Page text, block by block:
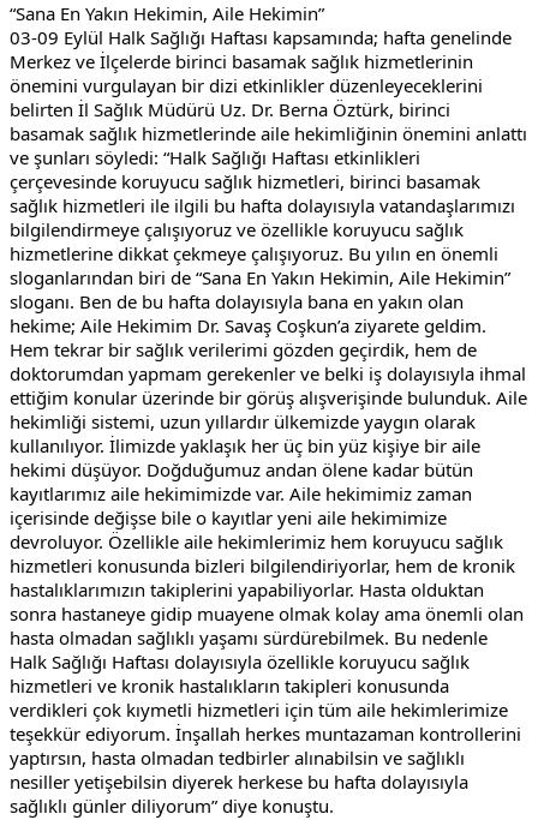
“Sana En Yakın Hekimin, Aile Hekimin”
03-09 Eylül Halk Sağlığı Haftası kapsamında; hafta genelinde
Merkez ve İlçelerde birinci basamak sağlık hizmetlerinin
önemini vurgulayan bir dizi etkinlikler düzenleyeceklerini
belirten İl Sağlık Müdürü Uz. Dr. Berna Öztürk, birinci
basamak sağlık hizmetlerinde aile hekimliğinin önemini anlattı
ve şunları söyledi: “Halk Sağlığı Haftası etkinlikleri
çerçevesinde koruyucu sağlık hizmetleri, birinci basamak
sağlık hizmetleri ile ilgili bu hafta dolayısıyla vatandaşlarımızı
bilgilendirmeye çalışıyoruz ve özellikle koruyucu sağlık
hizmetlerine dikkat çekmeye çalışıyoruz. Bu yılın en önemli
sloganlarından biri de “Sana En Yakın Hekimin, Aile Hekimin”
sloganı. Ben de bu hafta dolayısıyla bana en yakın olan
hekime; Aile Hekimim Dr. Savaş Coşkun’a ziyarete geldim.
Hem tekrar bir sağlık verilerimi gözden geçirdik, hem de
doktorumdan yapmam gerekenler ve belki iş dolayısıyla ihmal
ettiğim konular üzerinde bir görüş alışverişinde bulunduk. Aile
hekimliği sistemi, uzun yıllardır ülkemizde yaygın olarak
kullanılıyor. İlimizde yaklaşık her üç bin yüz kişiye bir aile
hekimi düşüyor. Doğduğumuz andan ölene kadar bütün
kayıtlarımız aile hekimimizde var. Aile hekimimiz zaman
içerisinde değişse bile o kayıtlar yeni aile hekimimize
devroluyor. Özellikle aile hekimlerimiz hem koruyucu sağlık
hizmetleri konusunda bizleri bilgilendiriyorlar, hem de kronik
hastalıklarımızın takiplerini yapabiliyorlar. Hasta olduktan
sonra hastaneye gidip muayene olmak kolay ama önemli olan
hasta olmadan sağlıklı yaşamı sürdürebilmek. Bu nedenle
Halk Sağlığı Haftası dolayısıyla özellikle koruyucu sağlık
hizmetleri ve kronik hastalıkların takipleri konusunda
verdikleri çok kıymetli hizmetleri için tüm aile hekimlerimize
teşekkür ediyorum. İnşallah herkes muntazaman kontrollerini
yaptırsın, hasta olmadan tedbirler alınabilsin ve sağlıklı
nesiller yetişebilsin diyerek herkese bu hafta dolayısıyla
sağlıklı günler diliyorum” diye konuştu.